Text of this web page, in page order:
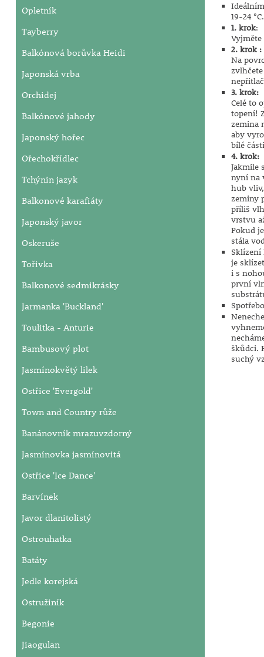
Opletník
Tayberry
Balkónová borůvka Heidi
Japonská vrba
Orchidej
Balkónové jahody
Japonský hořec
Ořechokřídlec
Tchýnin jazyk
Balkonové karafiáty
Japonský javor
Oskeruše
Tořivka
Balkonové sedmikrásky
Jarmanka 'Buckland'
Toulitka - Anturie
Bambusový plot
Jasmínokvětý lilek
Ostřice 'Evergold'
Town and Country růže
Banánovník mrazuvzdorný
Jasmínovka jasmínovitá
Ostřice 'Ice Dance'
Barvínek
Javor dlanitolistý
Ostrouhatka
Batáty
Jedle korejská
Ostružiník
Begonie
Jiaogulan
19-24
1. krok:
2. krok :
Na
3. krok:
Celé to
topení!
zemina
aby
bílé
4. krok:
Jakmile
nyní na
hub
zeminy
příliš
vrstvu
Pokud
stála
Sklízení
je
i s
první
škůdci.
suchý